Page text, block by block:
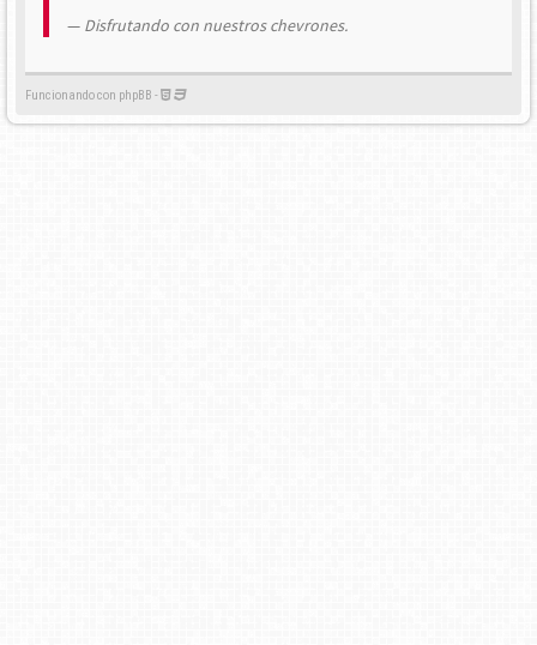
Disfrutando con nuestros chevrones.
Funcionando con phpBB -